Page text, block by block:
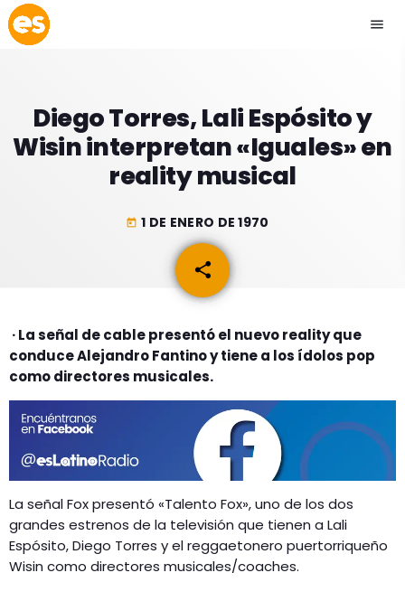
menu
play_arrow EMISIÓN LA PAZ
EMISIÓN COCHABAMBA
ACTUALIDAD
ESPECTÁCULOS
MÚSICA
ENTRETENIMIENTO
PROGRAMACIÓN
INICIO
Diego Torres, Lali Espósito y
Wisin interpretan «Iguales» en
reality musical
today 1 DE ENERO DE 1970
share
email
· La señal de cable presentó el nuevo reality que
conduce Alejandro Fantino y tiene a los ídolos pop
como directores musicales.
La señal Fox presentó «Talento Fox», uno de los dos
grandes estrenos de la televisión que tienen a Lali
Espósito, Diego Torres y el reggaetonero puertorriqueño
Wisin como directores musicales/coaches.